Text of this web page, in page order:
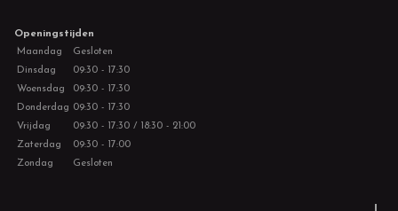
Openingstijden
Maandag
Gesloten
Dinsdag
09:30 - 17:30
Woensdag
09:30 - 17:30
Donderdag 09:30 - 17:30
Vrijdag
09:30 - 17:30 / 18:30 - 21:00
Zaterdag
09:30 - 17:00
Zondag
Gesloten